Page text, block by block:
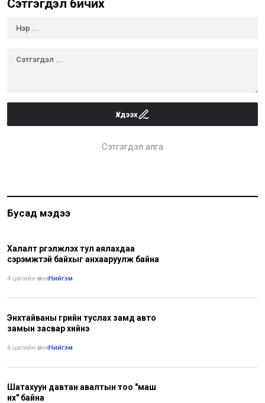
Сэтгэгдэл бичих
Үлдээх
Сэтгэгдэл алга
Бусад мэдээ
Халалт үргэлжлэх тул аялахдаа
сэрэмжтэй байхыг анхааруулж байна
4 цагийн өмнө•Нийгэм
Энхтайваны гүүрийн туслах замд авто
замын засвар хийнэ
6 цагийн өмнө•Нийгэм
Шатахуун давтан авалтын тоо "маш
их" байна